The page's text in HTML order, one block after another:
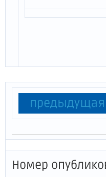
предыдущая
Номер